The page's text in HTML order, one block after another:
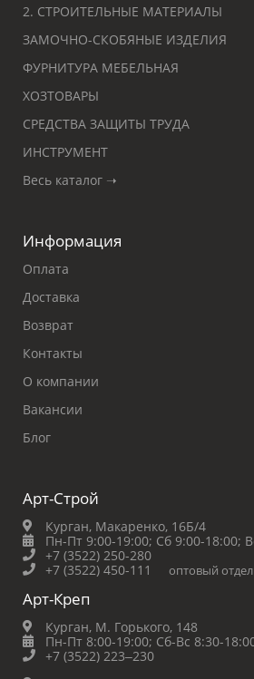
2. СТРОИТЕЛЬНЫЕ МАТЕРИАЛЫ
ЗАМОЧНО-СКОБЯНЫЕ ИЗДЕЛИЯ
ФУРНИТУРА МЕБЕЛЬНАЯ
ХОЗТОВАРЫ
СРЕДСТВА ЗАЩИТЫ ТРУДА
ИНСТРУМЕНТ
Весь каталог ➝
Информация
Оплата
Доставка
Возврат
Контакты
О компании
Вакансии
Блог
Арт-Строй
Курган, Макаренко, 16Б/4
Пн-Пт 9:00-19:00; Сб 9:00-18:00;
+7 (3522) 250-280
+7 (3522) 450-111
оптовый отдел
Арт-Креп
Курган, М. Горького, 148
Пн-Пт 8:00-19:00; Сб-Вс 8:30-
+7 (3522) 223‒230